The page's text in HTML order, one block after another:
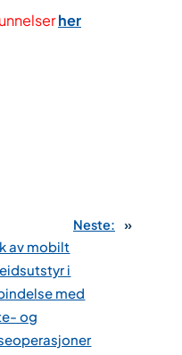
her
Neste:
av mobilt
i
med
og
»